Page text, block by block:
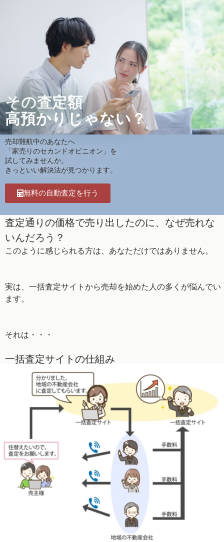
その査定額
高預かりじゃない？
売却難航中のあなたへ
「家売りのセカンドオピニオン」を
試してみませんか。
きっといい解決法が見つかります。
無料の自動査定を行う
査定通りの価格で売り出したのに、なぜ売れな
いんだろう？
このように感じられる方は、あなただけではありません。
実は、一括査定サイトから売却を始めた人の多くが悩んでい
ます。
それは・・・
一括査定サイトの仕組み